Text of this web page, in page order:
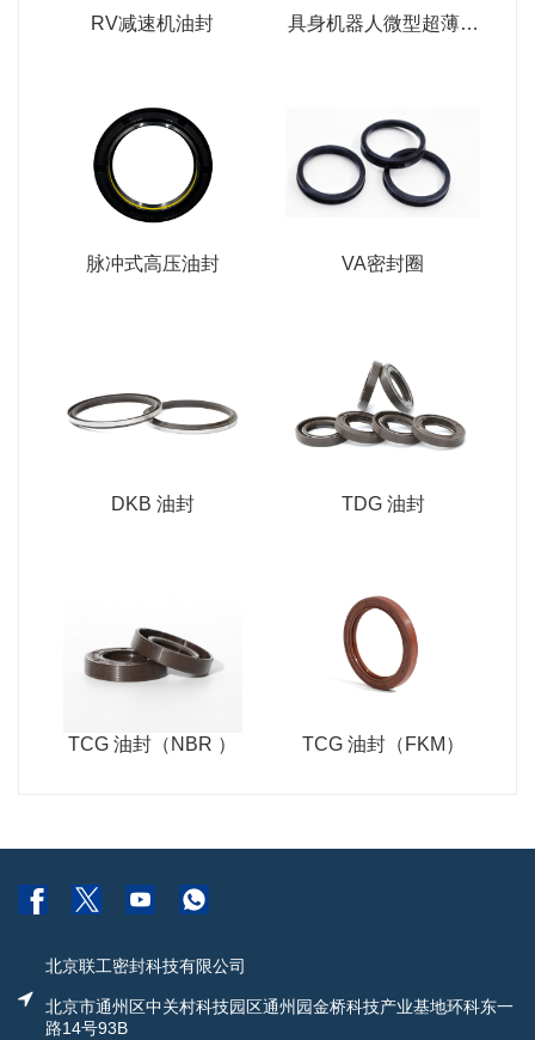
RV减速机油封
具身机器人微型超薄密
脉冲式高压油封 VA密封圈
DKB 油封 TDG 油封
TCG 油封（NBR ） TCG 油封（FKM）
北京联工密封科技有限公司
北京市通州区中关村科技园区通州园金桥科技产业基地环科东一
路14号93B